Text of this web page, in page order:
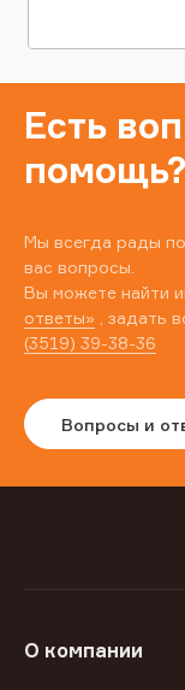
Есть
помощь?
Мы всегда рады
вас вопросы.
Вы можете найти
ответы» , задать
(3519) 39-38-36
Вопросы и
О компании